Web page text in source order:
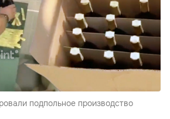
подпольное производство